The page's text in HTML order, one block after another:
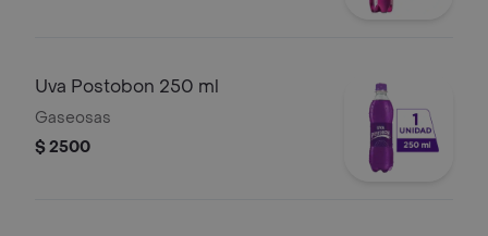
Uva Postobon 250 ml
Gaseosas
$ 2500